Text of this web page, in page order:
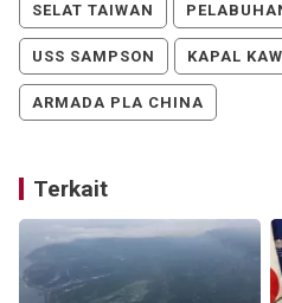
SELAT TAIWAN
USS SAMPSON KAPAL
ARMADA PLA CHINA
Terkait